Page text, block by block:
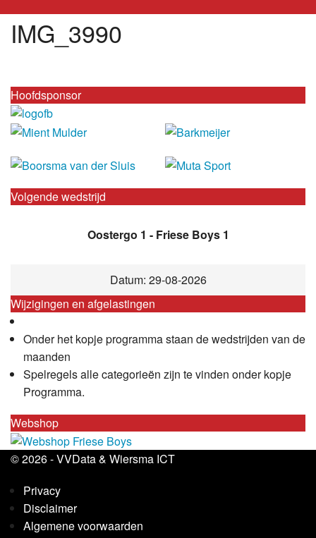
IMG_3990
Hoofdsponsor
Volgende wedstrijd
Oostergo 1 - Friese Boys 1
Datum: 29-08-2026
Wijzigingen en afgelastingen
Onder het kopje programma staan de wedstrijden van de
maanden
Spelregels alle categorieën zijn te vinden onder kopje
Programma.
Webshop
© 2026 -VVData& Wiersma ICT
Privacy
Disclaimer
Algemene voorwaarden